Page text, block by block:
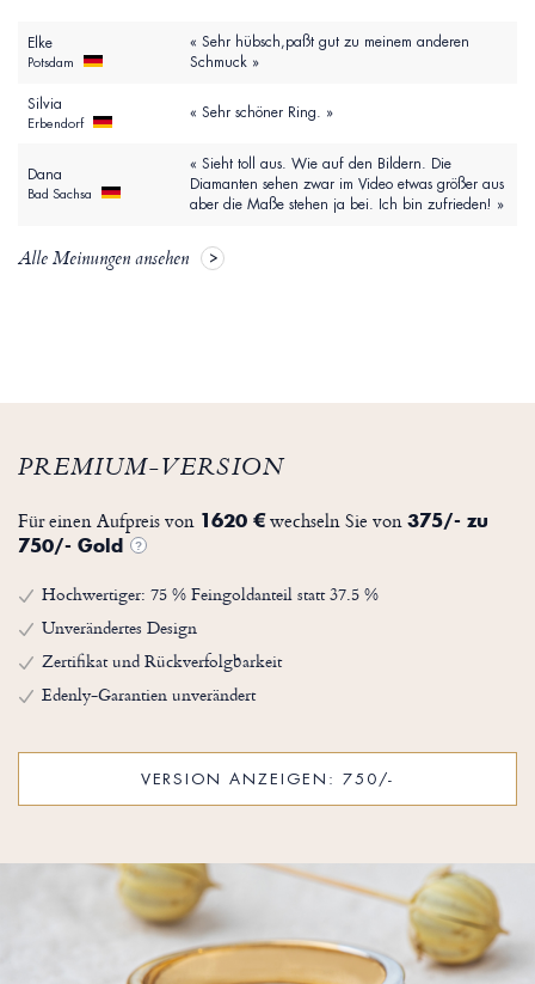
Elke
Potsdam
« Sehr hübsch,paßt gut zu meinem anderen
Schmuck »
Silvia
Erbendorf
« Sehr schöner Ring. »
Dana
Bad Sachsa
« Sieht toll aus. Wie auf den Bildern. Die
Diamanten sehen zwar im Video etwas größer aus
aber die Maße stehen ja bei. Ich bin zufrieden! »
Alle Meinungen ansehen
PREMIUM-VERSION
Für einen Aufpreis von 1620 €wechseln Sie von 375/- zu
750/- Gold
?
Hochwertiger: 75 % Feingoldanteil statt 37.5 %
Unverändertes Design
Zertifikat und Rückverfolgbarkeit
Edenly-Garantien unverändert
VERSION ANZEIGEN: 750/-